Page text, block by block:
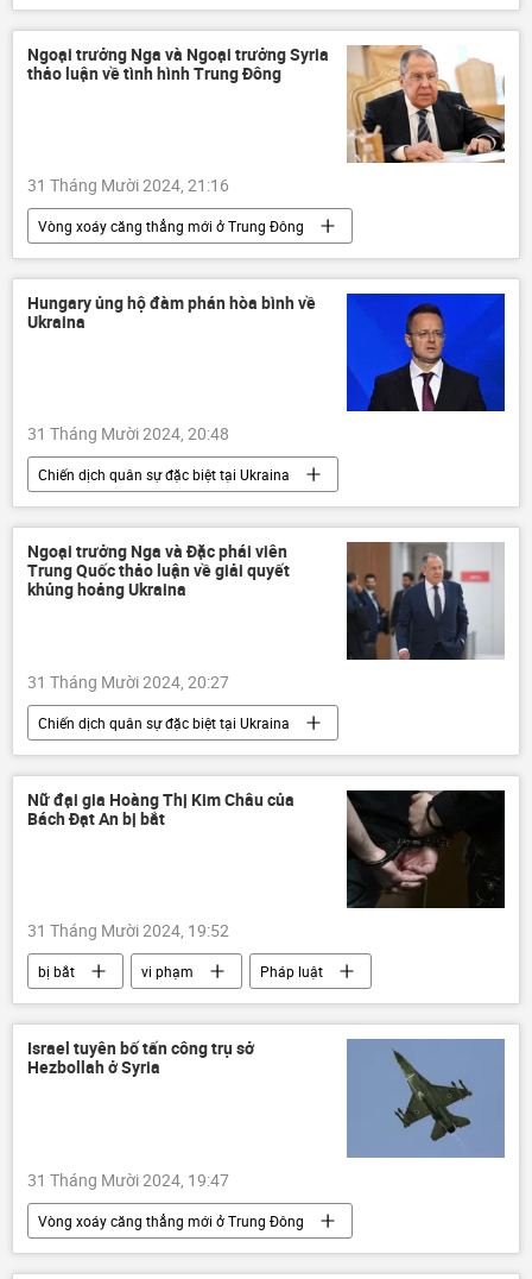
Nga
Bộ Quốc phòng Nga
Quân đội Nga
Ukraina
Cuộc khủng hoảng ở Ukraina
Ngoại trưởng Nga và Ngoại trưởng Syria
thảo luận về tình hình Trung Đông
31 Tháng Mười 2024, 21:16
Vòng xoáy căng thẳng mới ở Trung Đông
Nga
Bộ Ngoại giao Nga
Sergey Lavrov
Syria
Trung Đông
Thế giới
Hungary ủng hộ đàm phán hòa bình về
Ukraina
31 Tháng Mười 2024, 20:48
Chiến dịch quân sự đặc biệt tại Ukraina
Hungary
Peter Siyarto
Ukraina
Cuộc khủng hoảng ở Ukraina
xung đột quân sự
thông tin
Các biện pháp trừng phạt chống Nga
Châu Âu
EU phương Tây
Ngoại trưởng Nga và Đặc phái viên
Trung Quốc thảo luận về giải quyết
khủng hoảng Ukraina
31 Tháng Mười 2024, 20:27
Chiến dịch quân sự đặc biệt tại Ukraina
Nga
Bộ Ngoại giao Nga
Sergey Lavrov
Trung Quốc
Ukraina
Cuộc khủng hoảng ở Ukraina
Hội nghị thượng đỉnh BRICS tại Kazan 2024
BRICS
Nữ đại gia Hoàng Thị Kim Châu của
Bách Đạt An bị bắt
31 Tháng Mười 2024, 19:52
bị bắt vi phạm
Pháp luật
Việt Nam
công an Quảng Nam
Israel tuyên bố tấn công trụ sở
Hezbollah ở Syria
31 Tháng Mười 2024, 19:47
Vòng xoáy căng thẳng mới ở Trung Đông
Israel
"Hezbollah" Syria